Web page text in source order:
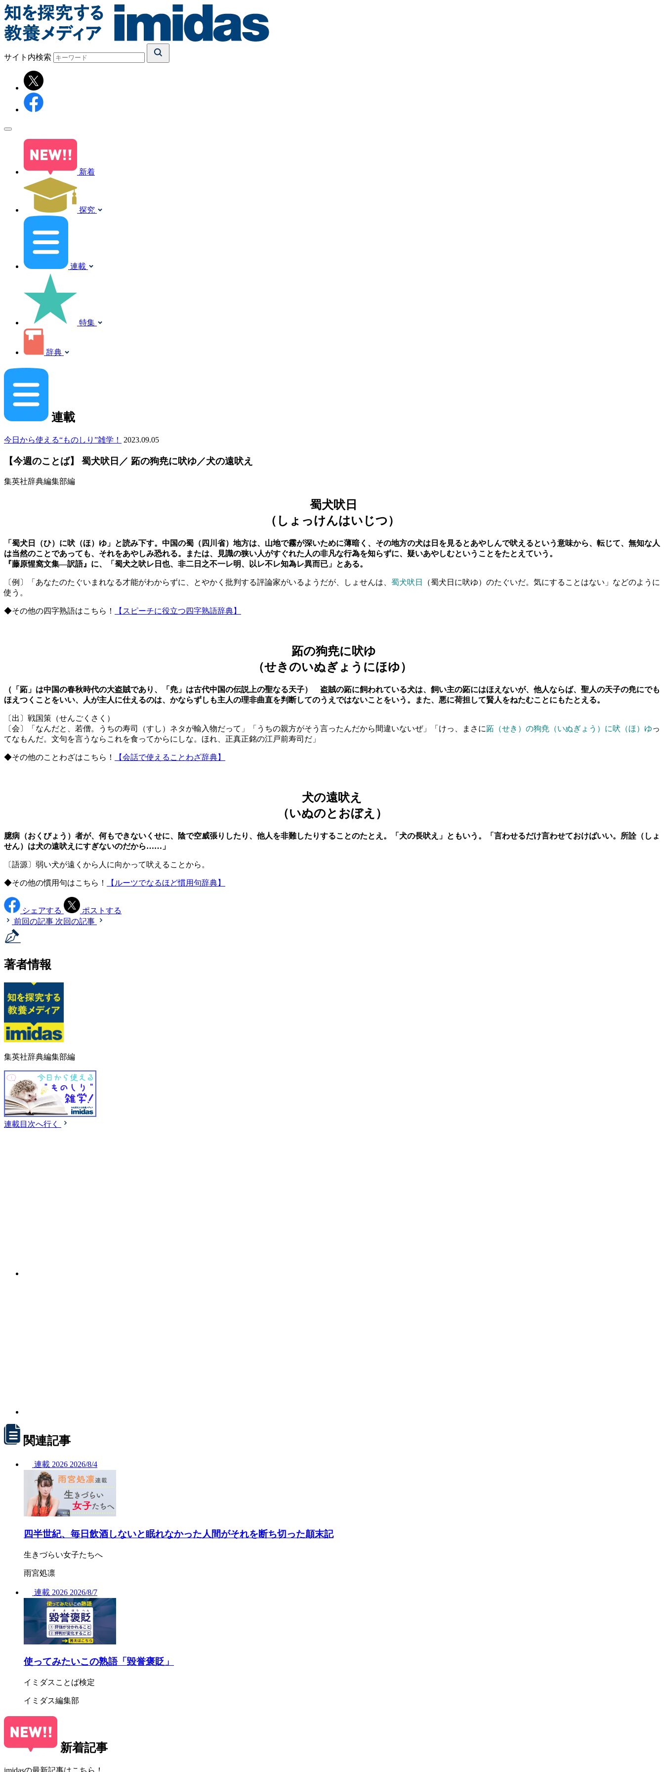
サイト内検索
新着
探究
連載
特集
辞典
連載
今日から使える“ものしり”雑学！ 2023.09.05
【今週のことば】 蜀犬吠日／ 跖の狗尭に吠ゆ／犬の遠吠え
集英社辞典編集部編
蜀犬吠日
（しょっけんはいじつ）
「蜀犬日（ひ）に吠（ほ）ゆ」と読み下す。中国の蜀（四川省）地方は、山地で霧が深いために薄暗く、その地方の犬は日を見るとあやしんで吠えるという意味から、転じて、無知な人
は当然のことであっても、それをあやしみ恐れる。または、見識の狭い人がすぐれた人の非凡な行為を知らずに、疑いあやしむということをたとえていう。
『藤原惺窩文集―訳語』に、「蜀犬之吠レ日也、非二日之不一レ明、以レ不レ知為レ異而已」とある。
〔例〕「あなたのたぐいまれなる才能がわからずに、とやかく批判する評論家がいるようだが、しょせんは、 蜀犬吠日
（蜀犬日に吠ゆ）のたぐいだ。気にすることはない」などのように
使う。
◆その他の四字熟語はこちら！ 【スピーチに役立つ四字熟語辞典】
跖の狗尭に吠ゆ
（せきのいぬぎょうにほゆ）
（「跖」は中国の春秋時代の大盗賊であり、「尭」は古代中国の伝説上の聖なる天子） 盗賊の跖に飼われている犬は、飼い主の跖にはほえないが、他人ならば、聖人の天子の尭にでも
ほえつくことをいい、人が主人に仕えるのは、かならずしも主人の理非曲直を判断してのうえではないことをいう。また、悪に荷担して賢人をねたむことにもたとえる。
〔出〕戦国策（せんごくさく）
〔会〕「なんだと、若僧。うちの寿司（すし）ネタが輸入物だって」「うちの親方がそう言ったんだから間違いないぜ」「けっ、まさに跖（せき）の狗尭（いぬぎょう）に吠（ほ）ゆっ
てなもんだ。文句を言うならこれを食ってからにしな。ほれ、正真正銘の江戸前寿司だ」
◆その他のことわざはこちら！ 【会話で使えることわざ辞典】
犬の遠吠え
（いぬのとおぼえ）
臆病（おくびょう）者が、何もできないくせに、陰で空威張りしたり、他人を非難したりすることのたとえ。「犬の長吠え」ともいう。「言わせるだけ言わせておけばいい。所詮（しょ
せん）は犬の遠吠えにすぎないのだから……」
〔語源〕弱い犬が遠くから人に向かって吠えることから。
◆その他の慣用句はこちら！ 【ルーツでなるほど慣用句辞典】
シェアする
ポストする
前回の記事 次回の記事
著者情報
集英社辞典編集部編
連載目次へ行く
関連記事
連載 2026 2026/8/4
四半世紀、毎日飲酒しないと眠れなかった人間がそれを断ち切った顛末記
生きづらい女子たちへ
雨宮処凛
連載 2026 2026/8/7
使ってみたいこの熟語「毀誉褒貶」
イミダスことば検定
イミダス編集部
新着記事
imidasの最新記事はこちら！